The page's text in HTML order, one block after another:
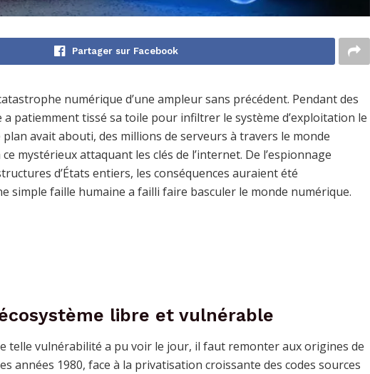
Partager sur Facebook
numérique d’une ampleur sans précédent. Pendant des
patiemment tissé sa toile pour infiltrer le système d’exploitation le
plan avait abouti, des millions de serveurs à travers le monde
mystérieux attaquant les clés de l’internet. De l’espionnage
d’États entiers, les conséquences auraient été
simple faille humaine a failli faire basculer le monde numérique.
libre et vulnérable
telle vulnérabilité a pu voir le jour, il faut remonter aux origines de
années 1980, face à la privatisation croissante des codes sources